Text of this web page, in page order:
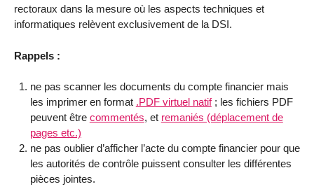
rectoraux dans la mesure où les aspects techniques et
informatiques relèvent exclusivement de la DSI.
Rappels :
ne pas scanner les documents du compte financier mais
les imprimer en format .PDF virtuel natif; les fichiers PDF
peuvent être commentés, et remaniés (déplacement de
pages etc.)
ne pas oublier d’afficher l’acte du compte financier pour que
les autorités de contrôle puissent consulter les différentes
pièces jointes.